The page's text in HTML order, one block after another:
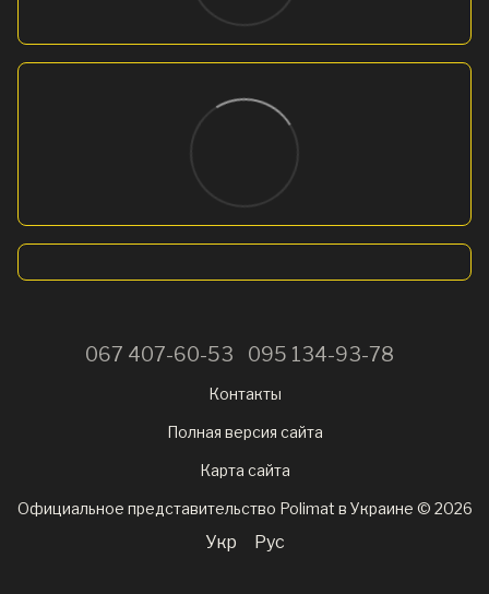
067 407-60-53 095 134-93-78
Контакты
Полная версия сайта
Карта сайта
Официальное представительство Polimat в Украине © 2026
Укр Рус